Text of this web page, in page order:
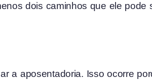
dois caminhos que ele pode
a aposentadoria. Isso ocorre